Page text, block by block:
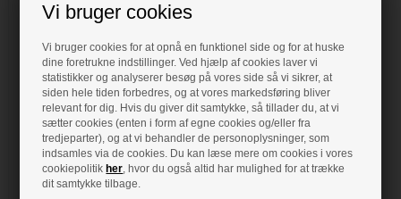
Vi bruger cookies
Vi bruger cookies for at opnå en funktionel side og for at huske
dine foretrukne indstillinger. Ved hjælp af cookies laver vi
statistikker og analyserer besøg på vores side så vi sikrer, at
siden hele tiden forbedres, og at vores markedsføring bliver
relevant for dig. Hvis du giver dit samtykke, så tillader du, at vi
sætter cookies (enten i form af egne cookies og/eller fra
tredjeparter), og at vi behandler de personoplysninger, som
indsamles via de cookies. Du kan læse mere om cookies i vores
cookiepolitik her, hvor du også altid har mulighed for at trække
dit samtykke tilbage.
Gustavsberg
Reparationssæt til
Køkkentud - håndvask
og bidet 2 Stk
Gustavsberg Reparationssæt til
Køkkentud 2 Stk
Reparationssæt til svingtude, bidét,
håndvask- og køkkenarmaturer.
Sæt med 2 X-ringe til armaturer